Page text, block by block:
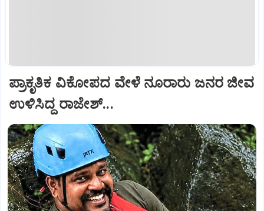
ಪ್ರಾಕೃತಿಕ ವಿಕೋಪದ ವೇಳೆ ನೂರಾರು ಜನರ ಜೀವ
ಉಳಿಸಿದ್ದ ರಾಜೇಶ್‌...